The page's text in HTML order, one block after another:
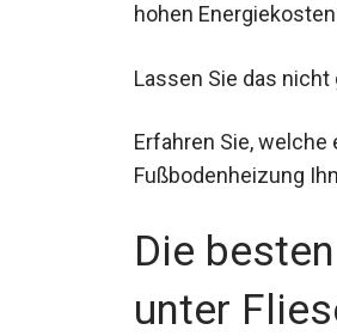
hohen
Lassen Sie das
Erfahren Sie, welche
Fußbodenheizung
Die
unter